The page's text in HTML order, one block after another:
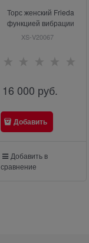
Торс женский Frieda
функцией вибрации
XS-V20067
16 000 руб.
Добавить
Добавить в
сравнение